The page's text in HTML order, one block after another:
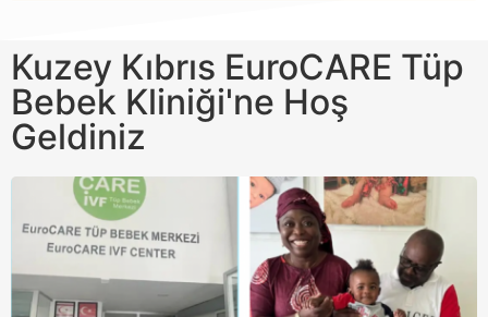
Kuzey Kıbrıs EuroCARE Tüp
Bebek Kliniği'ne Hoş
Geldiniz